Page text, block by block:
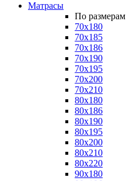
Матрасы
По размерам
70x180
70x185
70x186
70x190
70x195
70x200
70x210
80x180
80x186
80x190
80x195
80x200
80x210
80x220
90x180